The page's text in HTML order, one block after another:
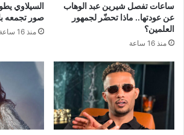
ساعات تفصل شيرين عبد الوهاب
عن عودتها.. ماذا تحضّر لجمهور
العلمين؟
منذ 16 ساعة
السيلاوي
صور تجمعه
منذ 16 ساعة